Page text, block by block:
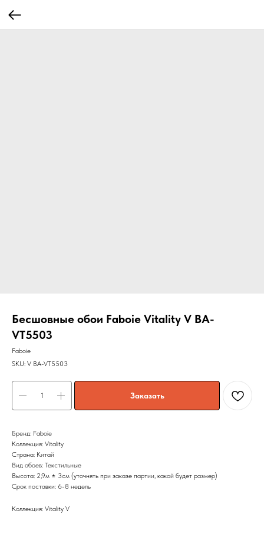
Бесшовные обои Faboie Vitality V BA-
VT5503
Faboie
SKU: V BA-VT5503
Заказать
Бренд: Faboie
Коллекция: Vitality
Страна: Китай
Вид обоев: Текстильные
Высота: 2,9м ± 3см (уточнять при заказе партии, какой будет размер)
Срок поставки: 6-8 недель
Коллекция: Vitality V